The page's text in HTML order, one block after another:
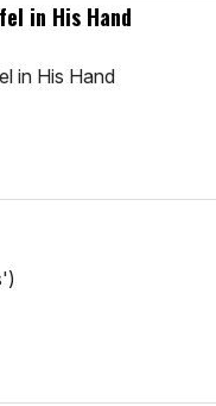
in His Hand
in His Hand